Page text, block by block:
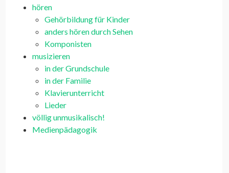
hören
Gehörbildung für Kinder
anders hören durch Sehen
Komponisten
musizieren
in der Grundschule
in der Familie
Klavierunterricht
Lieder
völlig unmusikalisch!
Medienpädagogik